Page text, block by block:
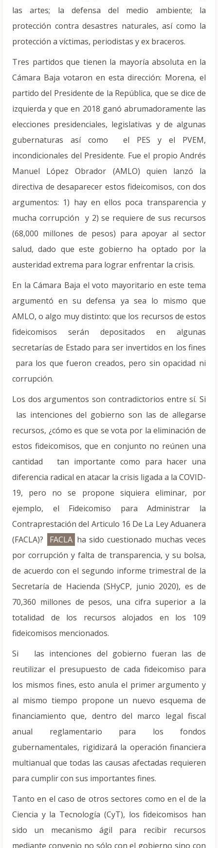
las artes; la defensa del medio ambiente; la
protección contra desastres naturales, así como la
protección a víctimas, periodistas y ex braceros.
Tres partidos que tienen la mayoría absoluta en la
Cámara Baja votaron en esta dirección: Morena, el
partido del Presidente de la República, que se dice de
izquierda y que en 2018 ganó abrumadoramente las
elecciones presidenciales, legislativas y de algunas
gubernaturas así como el PES y el PVEM,
incondicionales del Presidente. Fue el propio Andrés
Manuel López Obrador (AMLO) quien lanzó la
directiva de desaparecer estos fideicomisos, con dos
argumentos: 1) hay en ellos poca transparencia y
mucha corrupción y 2) se requiere de sus recursos
(68,000 millones de pesos) para apoyar al sector
salud, dado que este gobierno ha optado por la
austeridad extrema para lograr enfrentar la crisis.
En la Cámara Baja el voto mayoritario en este tema
argumentó en su defensa ya sea lo mismo que
AMLO, o algo muy distinto: que los recursos de estos
fideicomisos serán depositados en algunas
secretarías de Estado para ser invertidos en los fines
para los que fueron creados, pero sin opacidad ni
corrupción.
Los dos argumentos son contradictorios entre sí. Si
las intenciones del gobierno son las de allegarse
recursos, ¿cómo es que se vota por la eliminación de
estos fideicomisos, que en conjunto no reúnen una
cantidad tan importante como para hacer una
diferencia radical en atacar la crisis ligada a la COVID-
19, pero no se propone siquiera eliminar, por
ejemplo, el Fideicomiso para Administrar la
Contraprestación del Articulo 16 De La Ley Aduanera
(FACLA)?
FACLA ha sido cuestionado muchas veces
por corrupción y falta de transparencia, y su bolsa,
de acuerdo con el segundo informe trimestral de la
Secretaría de Hacienda (SHyCP, junio 2020), es de
70,360 millones de pesos, una cifra superior a la
totalidad de los recursos alojados en los 109
fideicomisos mencionados.
Si las intenciones del gobierno fueran las de
reutilizar el presupuesto de cada fideicomiso para
los mismos fines, esto anula el primer argumento y
al mismo tiempo propone un nuevo esquema de
financiamiento que, dentro del marco legal fiscal
anual reglamentario para los fondos
gubernamentales, rigidizará la operación financiera
multianual que todas las causas afectadas requieren
para cumplir con sus importantes fines.
Tanto en el caso de otros sectores como en el de la
Ciencia y la Tecnología (CyT), los fideicomisos han
sido un mecanismo ágil para recibir recursos
mediante convenio no sólo con el gobierno sino con